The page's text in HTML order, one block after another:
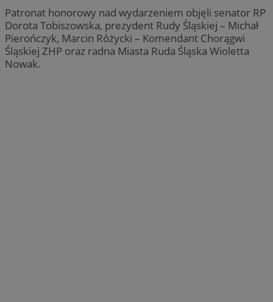
Patronat honorowy nad wydarzeniem objęli senator RP
Dorota Tobiszowska, prezydent Rudy Śląskiej – Michał
Pierończyk, Marcin Różycki – Komendant Chorągwi
Śląskiej ZHP oraz radna Miasta Ruda Śląska Wioletta
Nowak.